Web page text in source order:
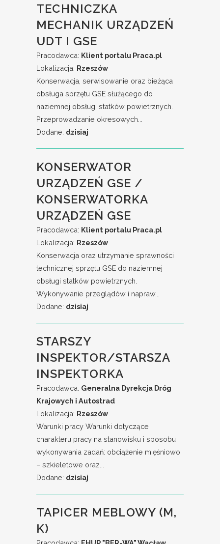
TECHNICZKA
MECHANIK URZĄDZEŃ
UDT I GSE
Pracodawca: Klient portalu Praca.pl
Lokalizacja: Rzeszów
Konserwacja, serwisowanie oraz bieżąca
obsługa sprzętu GSE służącego do
naziemnej obsługi statków powietrznych.
Przeprowadzanie okresowych...
Dodane: dzisiaj
KONSERWATOR
URZĄDZEŃ GSE /
KONSERWATORKA
URZĄDZEŃ GSE
Pracodawca: Klient portalu Praca.pl
Lokalizacja: Rzeszów
Konserwacja oraz utrzymanie sprawności
technicznej sprzętu GSE do naziemnej
obsługi statków powietrznych.
Wykonywanie przeglądów i napraw...
Dodane: dzisiaj
STARSZY
INSPEKTOR/STARSZA
INSPEKTORKA
Pracodawca: Generalna Dyrekcja Dróg
Krajowych i Autostrad
Lokalizacja: Rzeszów
Warunki pracy Warunki dotyczące
charakteru pracy na stanowisku i sposobu
wykonywania zadań: obciążenie mięśniowo
– szkieletowe oraz...
Dodane: dzisiaj
TAPICER MEBLOWY (M,
K)